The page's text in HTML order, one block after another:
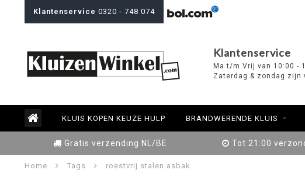
Klantenservice 0320 - 748 074
Klantenservice
Ma t/m Vrij van 10:00 -
Zaterdag & zondag zijn
KLUIS KOPEN KEUZE HULP BRANDWERENDE KLUIS
Gratis verzending NL/BE Tot 21:00
Home Tags roestvrij stalen asbak